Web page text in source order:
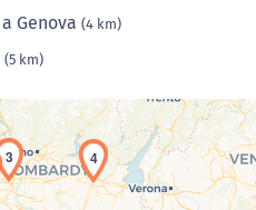
a Genova (4 km)
(5 km)
3 4